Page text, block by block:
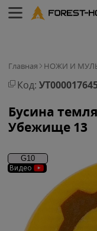
Главная НОЖИ И
Код:
Бусина
Убежище 13
G10
Видео